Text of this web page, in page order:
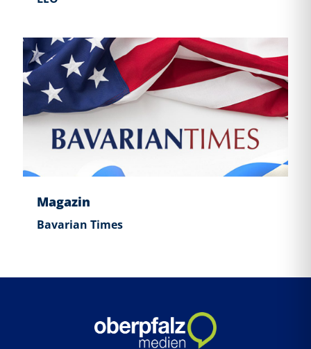
Magazin
Bavarian Times